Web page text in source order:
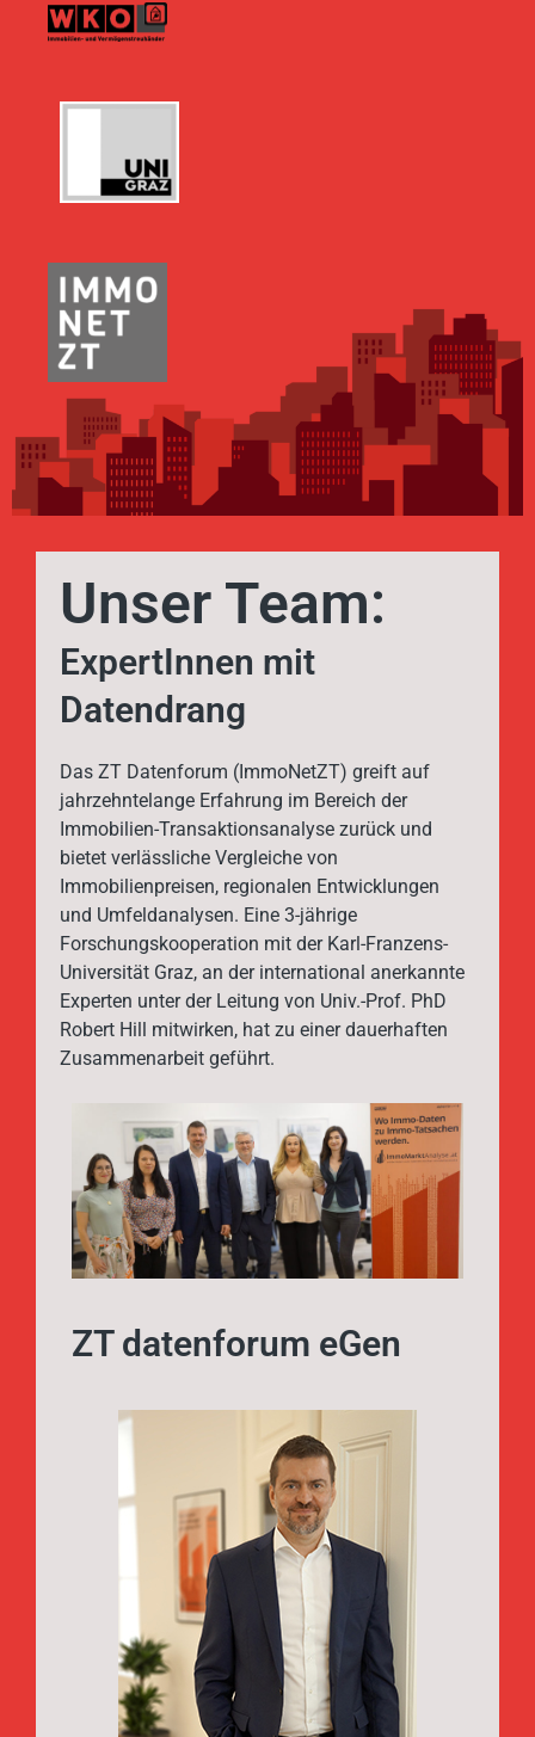
Unser Team:
ExpertInnen mit
Datendrang
Das ZT Datenforum (ImmoNetZT) greift auf
jahrzehntelange Erfahrung im Bereich der
Immobilien-Transaktionsanalyse zurück und
bietet verlässliche Vergleiche von
Immobilienpreisen, regionalen Entwicklungen
und Umfeldanalysen. Eine 3-jährige
Forschungskooperation mit der Karl-Franzens-
Universität Graz, an der international anerkannte
Experten unter der Leitung von Univ.-Prof. PhD
Robert Hill mitwirken, hat zu einer dauerhaften
Zusammenarbeit geführt.
ZT datenforum eGen
Johannes Pölzl,Mag.
Marketing | Sales
0316/822 899 -50
johannes.poelzl@zt.co.at